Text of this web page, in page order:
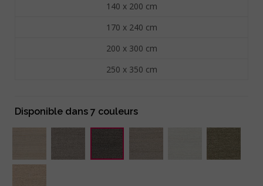
140 x 200 cm
170 x 240 cm
200 x 300 cm
250 x 350 cm
Disponible dans 7 couleurs